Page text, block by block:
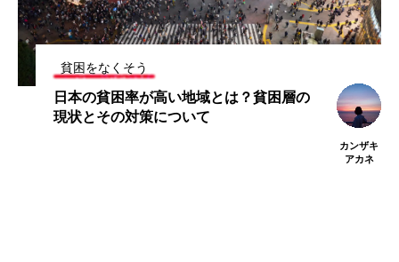
貧困をなくそう
日本の貧困率が高い地域とは？貧困層の
現状とその対策について
カンザキ
アカネ